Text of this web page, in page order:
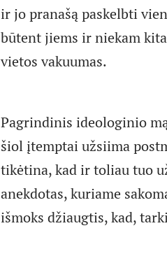
ir jo pranašą paskelbti
būtent jiems ir niekam
vietos vakuumas.
Pagrindinis ideologinio
šiol įtemptai užsiima
tikėtina, kad ir toliau tuo
anekdotas, kuriame
išmoks džiaugtis, kad,